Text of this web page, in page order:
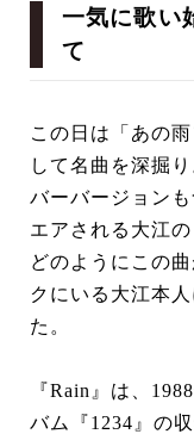
一気に歌い
て
この日は「あの
して名曲を深掘
バーバージョン
エアされる大江
どのようにこの
クにいる大江本
た。
『Rain』は、
バム『1234』の